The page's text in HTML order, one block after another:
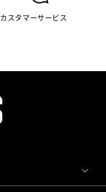
カスタマーサービス